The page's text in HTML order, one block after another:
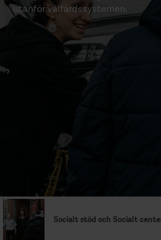
utanför välfärdssystemen.
Socialt stöd och Socialt